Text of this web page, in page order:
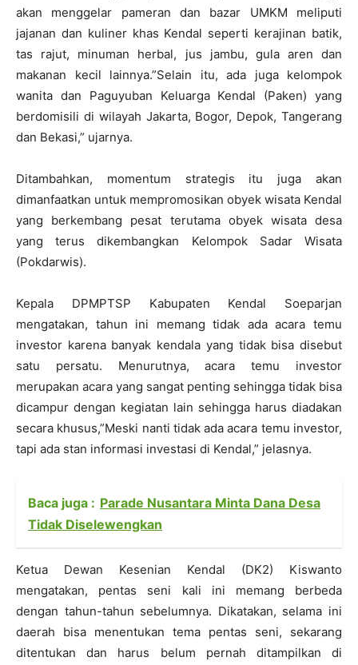
akan menggelar pameran dan bazar UMKM meliputi
jajanan dan kuliner khas Kendal seperti kerajinan batik,
tas rajut, minuman herbal, jus jambu, gula aren dan
makanan kecil lainnya.”Selain itu, ada juga kelompok
wanita dan Paguyuban Keluarga Kendal (Paken) yang
berdomisili di wilayah Jakarta, Bogor, Depok, Tangerang
dan Bekasi,” ujarnya.
Ditambahkan, momentum strategis itu juga akan
dimanfaatkan untuk mempromosikan obyek wisata Kendal
yang berkembang pesat terutama obyek wisata desa
yang terus dikembangkan Kelompok Sadar Wisata
(Pokdarwis).
Kepala DPMPTSP Kabupaten Kendal Soeparjan
mengatakan, tahun ini memang tidak ada acara temu
investor karena banyak kendala yang tidak bisa disebut
satu persatu. Menurutnya, acara temu investor
merupakan acara yang sangat penting sehingga tidak bisa
dicampur dengan kegiatan lain sehingga harus diadakan
secara khusus,”Meski nanti tidak ada acara temu investor,
tapi ada stan informasi investasi di Kendal,” jelasnya.
Baca juga : Parade Nusantara Minta Dana Desa
Tidak Diselewengkan
Ketua Dewan Kesenian Kendal (DK2) Kiswanto
mengatakan, pentas seni kali ini memang berbeda
dengan tahun-tahun sebelumnya. Dikatakan, selama ini
daerah bisa menentukan tema pentas seni, sekarang
ditentukan dan harus belum pernah ditampilkan di